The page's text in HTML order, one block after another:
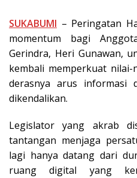
SUKABUMI – Peringatan
momentum bagi
Gerindra, Heri Gunawan,
kembali memperkuat
derasnya arus informasi
dikendalikan.
Legislator yang akrab
tantangan menjaga
lagi hanya datang dari
ruang digital yang